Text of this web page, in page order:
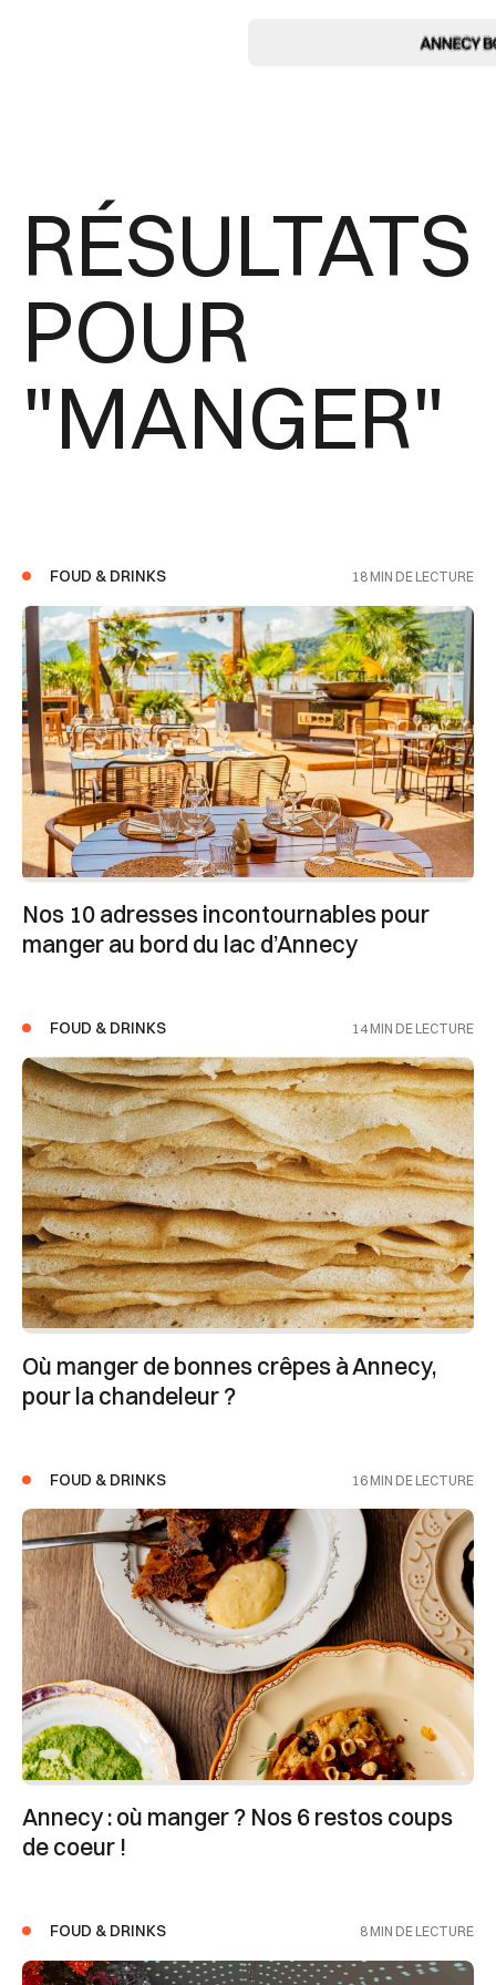
RÉSULTATS
POUR
"MANGER"
FOUD & DRINKS 18 MIN DE LECTURE
Nos 10 adresses incontournables pour
manger au bord du lac d’Annecy
FOUD & DRINKS 14 MIN DE LECTURE
Où manger de bonnes crêpes à Annecy,
pour la chandeleur ?
FOUD & DRINKS 16 MIN DE LECTURE
Annecy : où manger ? Nos 6 restos coups
de coeur !
FOUD & DRINKS 8 MIN DE LECTURE